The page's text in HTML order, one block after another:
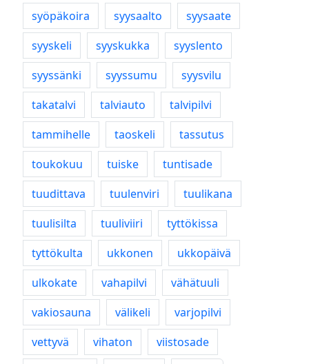
syöpäkoira
syysaalto
syysaate
syyskeli
syyskukka
syyslento
syyssänki
syyssumu
syysvilu
takatalvi
talviauto
talvipilvi
tammihelle
taoskeli
tassutus
toukokuu
tuiske
tuntisade
tuudittava
tuulenviri
tuulikana
tuulisilta
tuuliviiri
tyttökissa
tyttökulta
ukkonen
ukkopäivä
ulkokate
vahapilvi
vähätuuli
vakiosauna
välikeli
varjopilvi
vettyvä
vihaton viistosade